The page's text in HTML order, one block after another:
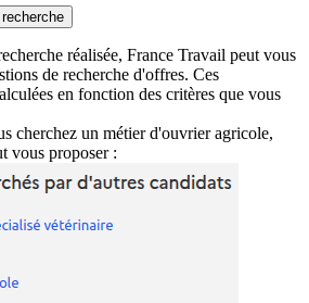
réalisée, France Travail peut vous
de recherche d'offres. Ces
en fonction des critères que vous
cherchez un métier d'ouvrier agricole,
vous proposer :